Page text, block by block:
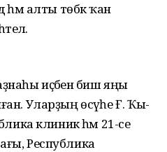
һәм алты төбәк ҡан
иҫәбенә биш яңы
Уларҙың өсәүһе Ғ. Ҡы­
клиник һәм 21-се
Республика